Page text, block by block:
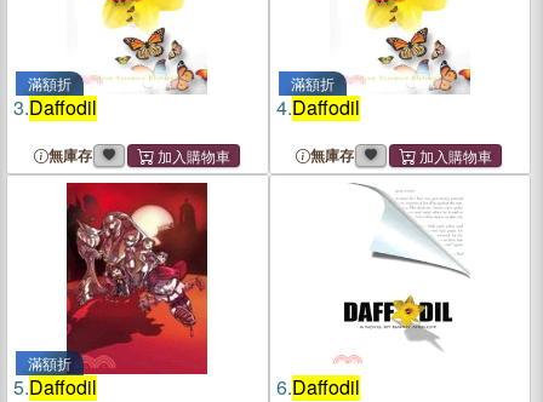
滿額折
3.Daffodil
無庫存
滿額折
4.Daffodil
無庫存
滿額折
5.Daffodil
6.Daffodil